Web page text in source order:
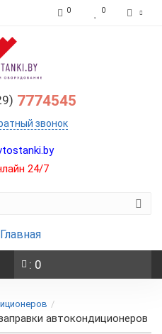
0 0
7774545
звонок
24/7
Главная
: 0
автокондиционеров